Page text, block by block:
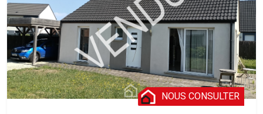
NOUS CONSULTER